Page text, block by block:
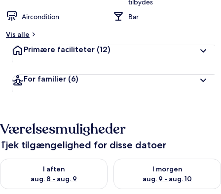
tilbydes
Aircondition
Bar
Vis alle
Primære faciliteter (12)
For familier (6)
Værelsesmuligheder
Tjek tilgængelighed for disse datoer
I aften
aug. 8 - aug. 9
Tjek tilgængelighed for i aften aug. 8 - aug. 9
I morgen
aug. 9 - aug. 10
Tjek tilgængelighed for i